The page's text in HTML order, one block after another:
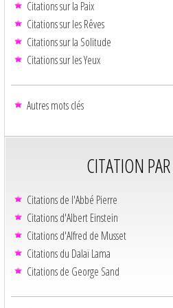
Citations sur la Paix
Citations sur les Rêves
Citations sur la Solitude
Citations sur les Yeux
Autres mots clés
CITATION
Citations de l'Abbé Pierre
Citations d'Albert Einstein
Citations d'Alfred de Musset
Citations du Dalaï Lama
Citations de George Sand